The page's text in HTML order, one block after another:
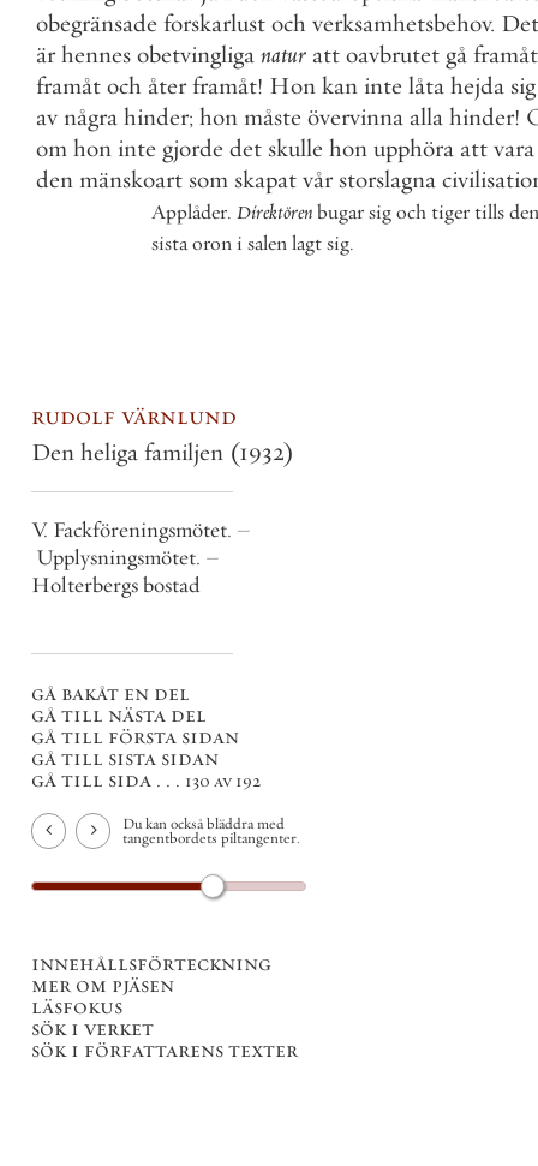
obegränsade forskarlust och verksamhetsbehov. Det
är hennes obetvingliga natur att oavbrutet gå framåt
framåt och åter framåt! Hon kan inte låta hejda sig
av några hinder; hon måste övervinna alla hinder!
om hon inte gjorde det skulle hon upphöra att vara
den mänskoart som skapat vår storslagna
Applåder. Direktörenbugarsigochtigertillsden
sistaoroni salenlagtsig.
rudolf värnlund
Den heliga familjen (1932)
V. Fackföreningsmötet. –
Upplysningsmötet. –
Holterbergs bostad
gå bakåt en del
gå till nästa del
gå till första sidan
gå till sista sidan
gå till sida . . . 130 av 192
Du kan också bläddra med
tangentbordets piltangenter.
innehållsförteckning
mer om pjäsen
läsfokus
sök i verket
sök i författarens texter